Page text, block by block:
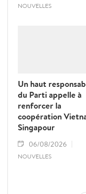
NOUVELLES
Un haut
du Parti appelle à
renforcer la
coopération
Singapour
06/08/2026
NOUVELLES